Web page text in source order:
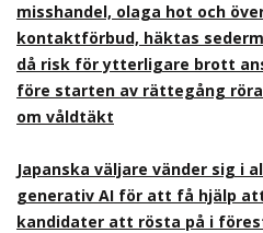
misshandel, olaga hot och
kontaktförbud, häktas
då risk för ytterligare brott
före starten av rättegång
om våldtäkt
Japanska väljare vänder sig i
generativ AI för att få hjälp
kandidater att rösta på i